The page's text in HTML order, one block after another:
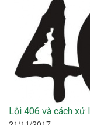
Lỗi 406 và cách xử